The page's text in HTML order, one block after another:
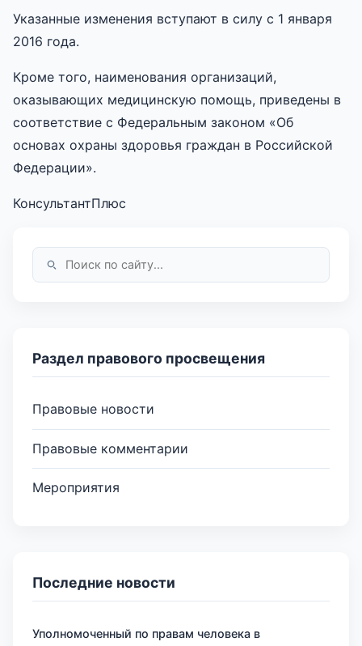
Указанные изменения вступают в силу с 1 января
2016 года.
Кроме того, наименования организаций,
оказывающих медицинскую помощь, приведены в
соответствие с Федеральным законом «Об
основах охраны здоровья граждан в Российской
Федерации».
КонсультантПлюс
Раздел правового просвещения
Правовые новости
Правовые комментарии
Мероприятия
Последние новости
Уполномоченный по правам человека в